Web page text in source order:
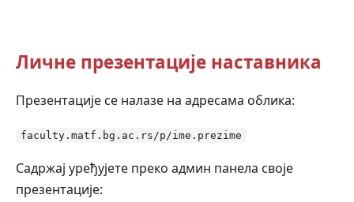
Личне презентације наставника
Презентације се налазе на адресама облика:
faculty.matf.bg.ac.rs/p/ime.prezime
Садржај уређујете преко админ панела своје
презентације: